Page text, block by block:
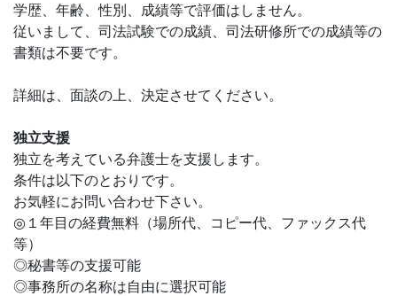
学歴、年齢、性別、成績等で評価はしません。
従いまして、司法試験での成績、司法研修所での成績等の
書類は不要です。
詳細は、面談の上、決定させてください。
独立支援
独立を考えている弁護士を支援します。
条件は以下のとおりです。
お気軽にお問い合わせ下さい。
◎１年目の経費無料（場所代、コピー代、ファックス代
等）
◎秘書等の支援可能
◎事務所の名称は自由に選択可能